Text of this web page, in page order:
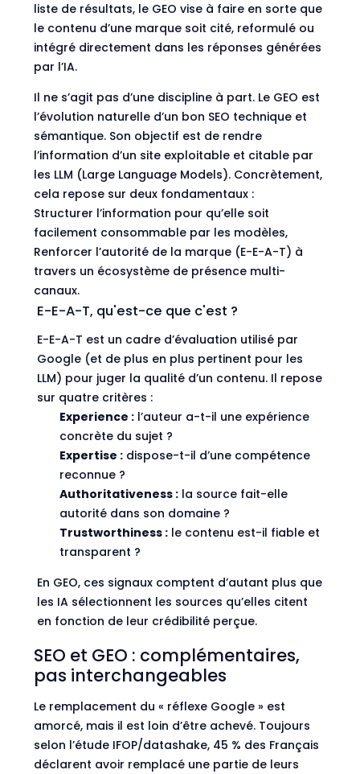
liste de résultats, le GEO vise à faire en sorte que
le contenu d’une marque soit cité, reformulé ou
intégré directement dans les réponses générées
par l’IA.
Il ne s’agit pas d’une discipline à part. Le GEO est
l’évolution naturelle d’un bon SEO technique et
sémantique. Son objectif est de rendre
l’information d’un site exploitable et citable par
les LLM (Large Language Models). Concrètement,
cela repose sur deux fondamentaux :
Structurer l’information pour qu’elle soit
facilement consommable par les modèles,
Renforcer l’autorité de la marque (E-E-A-T) à
travers un écosystème de présence multi-
canaux.
E-E-A-T, qu'est-ce que c'est ?
E-E-A-T est un cadre d’évaluation utilisé par
Google (et de plus en plus pertinent pour les
LLM) pour juger la qualité d’un contenu. Il repose
sur quatre critères :
Experience : l’auteur a-t-il une expérience
concrète du sujet ?
Expertise : dispose-t-il d’une compétence
reconnue ?
Authoritativeness : la source fait-elle
autorité dans son domaine ?
Trustworthiness : le contenu est-il fiable et
transparent ?
En GEO, ces signaux comptent d’autant plus que
les IA sélectionnent les sources qu’elles citent
en fonction de leur crédibilité perçue.
SEO et GEO : complémentaires,
pas interchangeables
Le remplacement du « réflexe Google » est
amorcé, mais il est loin d’être achevé. Toujours
selon l’étude IFOP/datashake, 45 % des Français
déclarent avoir remplacé une partie de leurs